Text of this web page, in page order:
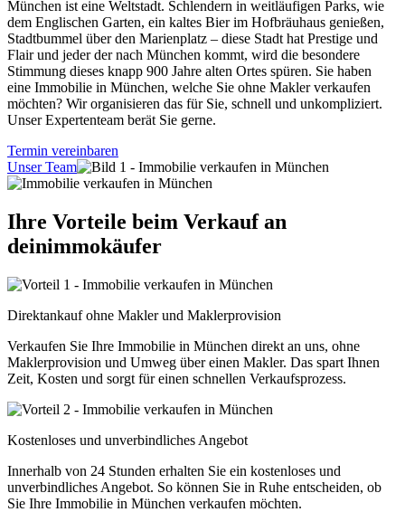
München ist eine Weltstadt. Schlendern in weitläufigen Parks, wie
dem Englischen Garten, ein kaltes Bier im Hofbräuhaus genießen,
Stadtbummel über den Marienplatz – diese Stadt hat Prestige und
Flair und jeder der nach München kommt, wird die besondere
Stimmung dieses knapp 900 Jahre alten Ortes spüren. Sie haben
eine Immobilie in München, welche Sie ohne Makler verkaufen
möchten? Wir organisieren das für Sie, schnell und unkompliziert.
Unser Expertenteam berät Sie gerne.
Termin vereinbaren
Unser Team
Ihre Vorteile beim Verkauf an
deinimmokäufer
Direktankauf ohne Makler und Maklerprovision
Verkaufen Sie Ihre Immobilie in München direkt an uns, ohne
Maklerprovision und Umweg über einen Makler. Das spart Ihnen
Zeit, Kosten und sorgt für einen schnellen Verkaufsprozess.
Kostenloses und unverbindliches Angebot
Innerhalb von 24 Stunden erhalten Sie ein kostenloses und
unverbindliches Angebot. So können Sie in Ruhe entscheiden, ob
Sie Ihre Immobilie in München verkaufen möchten.